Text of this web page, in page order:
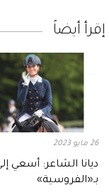
إقرأ أيضاً
26 مايو 2023
ديانا الشاعر: أسعي
بـ«الفروسية»